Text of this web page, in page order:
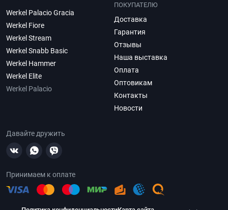
Werkel Palacio Gracia
Werkel Fiore
Werkel Stream
Werkel Snabb Basic
Werkel Hammer
Werkel Elite
Werkel Palacio
ПОКУПАТЕЛЮ
Доставка
Гарантия
Отзывы
Наша выставка
Оплата
Оптовикам
Контакты
Новости
Давайте дружить
Принимаем к оплате